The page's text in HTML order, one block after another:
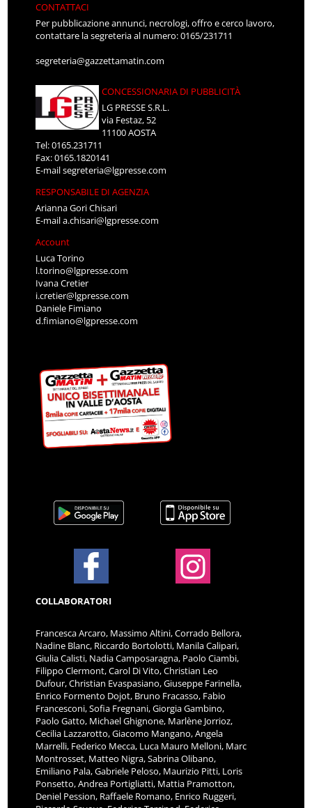
CONTATTACI
Per pubblicazione annunci, necrologi, offro e cerco lavoro,
contattare la segreteria al numero: 0165/231711
segreteria@gazzettamatin.com
CONCESSIONARIA DI PUBBLICITÀ
LG PRESSE S.R.L.
via Festaz, 52
11100 AOSTA
Tel: 0165.231711
Fax: 0165.1820141
E-mailsegreteria@lgpresse.com
RESPONSABILE DI AGENZIA
Arianna Gori Chisari
E-maila.chisari@lgpresse.com
Account
Luca Torino
l.torino@lgpresse.com
Ivana Cretier
i.cretier@lgpresse.com
Daniele Fimiano
d.fimiano@lgpresse.com
COLLABORATORI
Francesca Arcaro, Massimo Altini, Corrado Bellora,
Nadine Blanc, Riccardo Bortolotti, Manila Calipari,
Giulia Calisti, Nadia Camposaragna, Paolo Ciambi,
Filippo Clermont, Carol Di Vito, Christian Leo
Dufour, Christian Evaspasiano, Giuseppe Farinella,
Enrico Formento Dojot, Bruno Fracasso, Fabio
Francesconi, Sofia Fregnani, Giorgia Gambino,
Paolo Gatto, Michael Ghignone, Marlène Jorrioz,
Cecilia Lazzarotto, Giacomo Mangano, Angela
Marrelli, Federico Mecca, Luca Mauro Melloni, Marc
Montrosset, Matteo Nigra, Sabrina Olibano,
Emiliano Pala, Gabriele Peloso, Maurizio Pitti, Loris
Ponsetto, Andrea Portigliatti, Mattia Pramotton,
Deniel Pession, Raffaele Romano, Enrico Ruggeri,